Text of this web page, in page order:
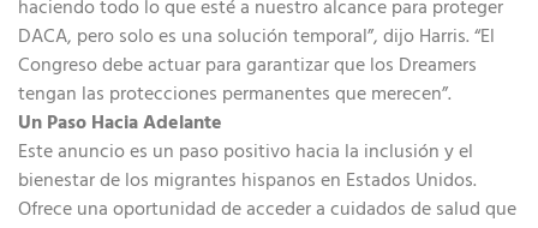
haciendo todo lo que esté a nuestro alcance para proteger
DACA, pero solo es una solución temporal”, dijo Harris. “El
Congreso debe actuar para garantizar que los Dreamers
tengan las protecciones permanentes que merecen”.
Un Paso Hacia Adelante
Este anuncio es un paso positivo hacia la inclusión y el
bienestar de los migrantes hispanos en Estados Unidos.
Ofrece una oportunidad de acceder a cuidados de salud que